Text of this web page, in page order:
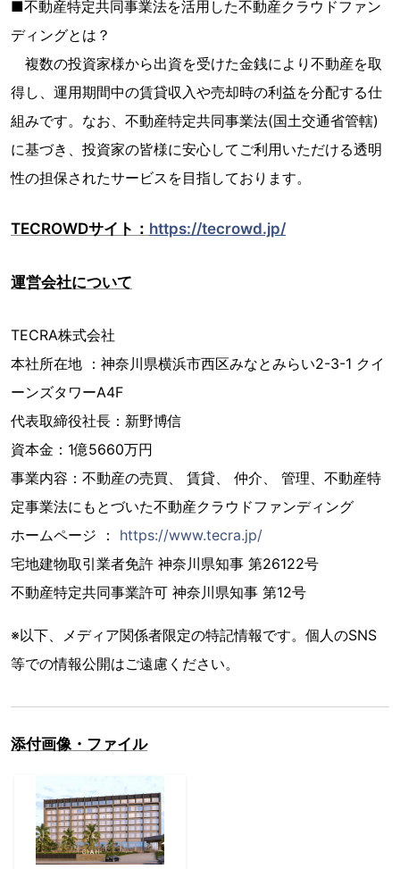
■不動産特定共同事業法を活用した不動産クラウドファン
ディングとは？
複数の投資家様から出資を受けた金銭により不動産を取
得し、運用期間中の賃貸収入や売却時の利益を分配する仕
組みです。なお、不動産特定共同事業法(国土交通省管轄)
に基づき、投資家の皆様に安心してご利用いただける透明
性の担保されたサービスを目指しております。
TECROWDサイト： https://tecrowd.jp/
運営会社について
TECRA株式会社
本社所在地 ：神奈川県横浜市西区みなとみらい2-3-1 クイ
ーンズタワーA4F
代表取締役社長：新野博信
​資本金：1億5660万円
事業内容：不動産の売買、 賃貸、 仲介、 管理、不動産特
定事業法にもとづいた不動産クラウドファンディング
ホームページ ： https://www.tecra.jp/
宅地建物取引業者免許 神奈川県知事 第26122号
不動産特定共同事業許可 神奈川県知事 第12号
※以下、メディア関係者限定の特記情報です。個人のSNS
等での情報公開はご遠慮ください。
添付画像・ファイル